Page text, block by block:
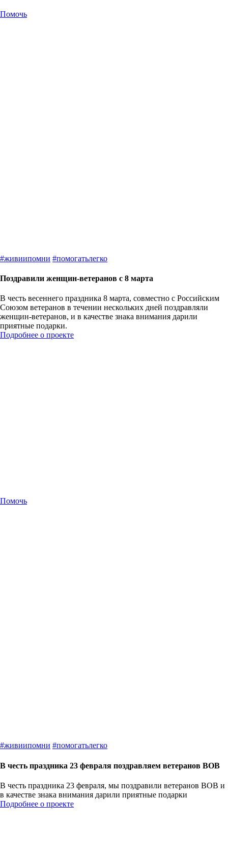
Помочь
#живиипомни #помогатьлегко
Поздравили женщин-ветеранов с 8 марта
В честь весеннего праздника 8 марта, совместно с Российским
Союзом ветеранов в течении нескольких дней поздравляли
женщин-ветеранов, и в качестве знака внимания дарили
приятные подарки.
Подробнее о проекте
Помочь
#живиипомни #помогатьлегко
В честь праздника 23 февраля поздравляем ветеранов ВОВ
В честь праздника 23 февраля, мы поздравили ветеранов ВОВ и
в качестве знака внимания дарили приятные подарки
Подробнее о проекте